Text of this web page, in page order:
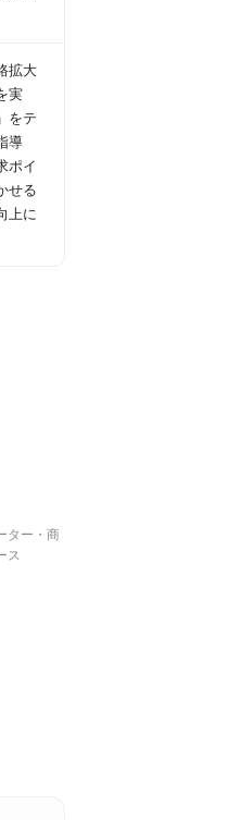
拡大
実
をテ
導
ポイ
せる
上に
ター・商
ス